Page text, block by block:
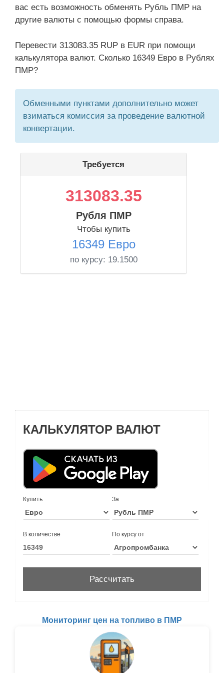
вас есть возможность обменять Рубль ПМР на
другие валюты с помощью формы справа.
Перевести 313083.35 RUP в EUR при помощи
калькулятора валют. Сколько 16349 Евро в Рублях
ПМР?
Обменными пунктами дополнительно может
взиматься комиссия за проведение валютной
конвертации.
Требуется
313083.35
Рубля ПМР
Чтобы купить
16349 Евро
по курсу: 19.1500
КАЛЬКУЛЯТОР ВАЛЮТ
Купить За
В количестве По курсу от
Мониторинг цен на топливо в ПМР